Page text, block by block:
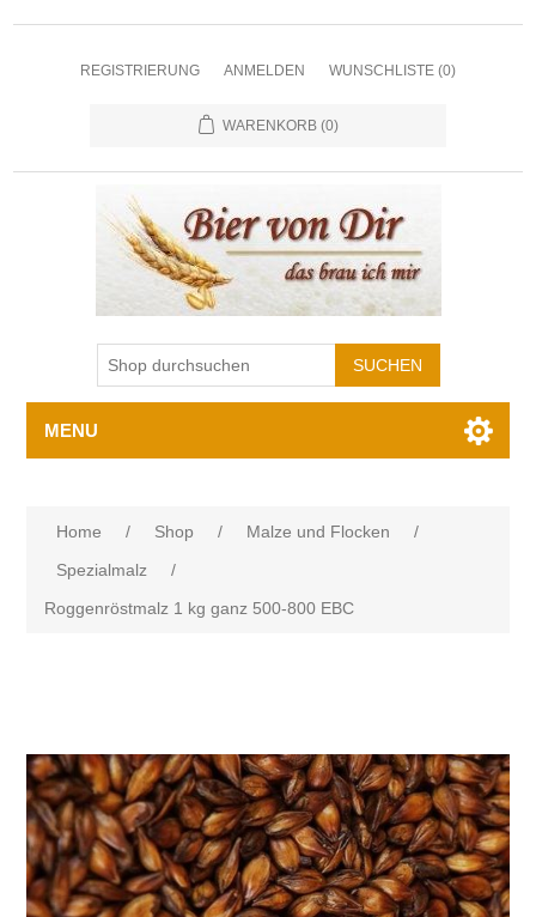
REGISTRIERUNG ANMELDEN WUNSCHLISTE (0)
WARENKORB (0)
MENU
Home / Shop / Malze und Flocken
/
Spezialmalz
/
Roggenröstmalz 1 kg ganz 500-800 EBC